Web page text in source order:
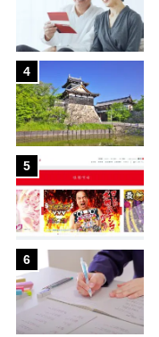
4
5
6